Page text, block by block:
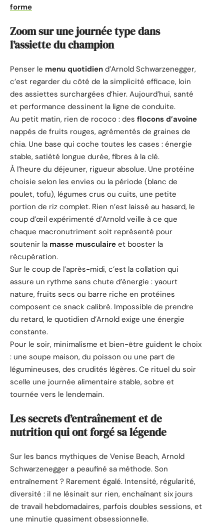
forme
Zoom sur une journée type dans
l’assiette du champion
Penser le menu quotidien d’Arnold Schwarzenegger,
c’est regarder du côté de la simplicité efficace, loin
des assiettes surchargées d’hier. Aujourd’hui, santé
et performance dessinent la ligne de conduite.
Au petit matin, rien de rococo : des flocons d’avoine
nappés de fruits rouges, agrémentés de graines de
chia. Une base qui coche toutes les cases : énergie
stable, satiété longue durée, fibres à la clé.
À l’heure du déjeuner, rigueur absolue. Une protéine
choisie selon les envies ou la période (blanc de
poulet, tofu), légumes crus ou cuits, une petite
portion de riz complet. Rien n’est laissé au hasard, le
coup d’œil expérimenté d’Arnold veille à ce que
chaque macronutriment soit représenté pour
soutenir la masse musculaire et booster la
récupération.
Sur le coup de l’après-midi, c’est la collation qui
assure un rythme sans chute d’énergie : yaourt
nature, fruits secs ou barre riche en protéines
composent ce snack calibré. Impossible de prendre
du retard, le quotidien d’Arnold exige une énergie
constante.
Pour le soir, minimalisme et bien-être guident le choix
: une soupe maison, du poisson ou une part de
légumineuses, des crudités légères. Ce rituel du soir
scelle une journée alimentaire stable, sobre et
tournée vers le lendemain.
Les secrets d’entraînement et de
nutrition qui ont forgé sa légende
Sur les bancs mythiques de Venise Beach, Arnold
Schwarzenegger a peaufiné sa méthode. Son
entraînement ? Rarement égalé. Intensité, régularité,
diversité : il ne lésinait sur rien, enchaînant six jours
de travail hebdomadaires, parfois doubles sessions, et
une minutie quasiment obsessionnelle.